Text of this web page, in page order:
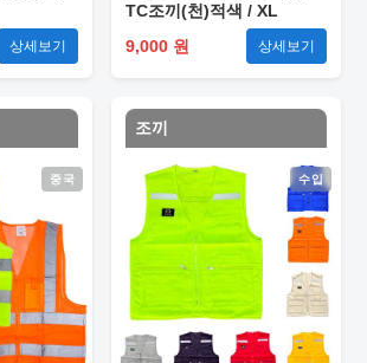
상세보기
TC조끼(천)적색 / XL
9,000 원
상세보기
중국
조끼
수입